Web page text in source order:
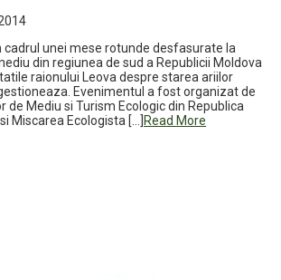
cadrul unei mese rotunde desfasurate la
din regiunea de sud a Republicii Moldova
raionului Leova despre starea ariilor
Evenimentul a fost organizat de
de Mediu si Turism Ecologic din Republica
Miscarea Ecologista […]Read More